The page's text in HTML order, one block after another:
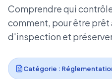
Comprendre qui
comment, pour être prêt
d'inspection et
Catégorie :